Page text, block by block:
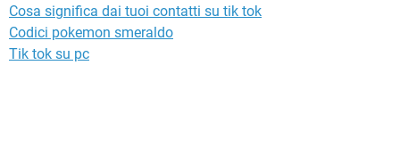
Cosa significa dai tuoi contatti su tik tok
Codici pokemon smeraldo
Tik tok su pc